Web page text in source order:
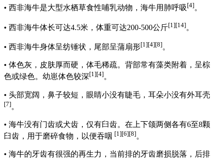
• 西非海牛是大型水栖草食性哺乳动物，海牛用肺呼吸 [4]。
• 西非海牛体长可达4.5米，体重可达200-500公斤[1][14]。
• 西非海牛身体呈纺锤状，尾部呈蒲扇形[1][4][8]。
• 体色灰，皮肤厚而硬，体毛稀疏。背部常有藻类附着，呈棕
色或绿色。幼崽体色较深[1][4]。
• 头部宽阔，鼻子较短，眼睛小没有睫毛，耳朵小没有外耳壳
[7]。
• 海牛没有门齿或犬齿，仅有臼齿。在上下颌两侧各有6至8颗
臼齿，用于磨碎食物，以便吞咽 [1][6][8]。
• 海牛的牙齿有很强的再生力，当前排的牙齿磨损脱落，后排